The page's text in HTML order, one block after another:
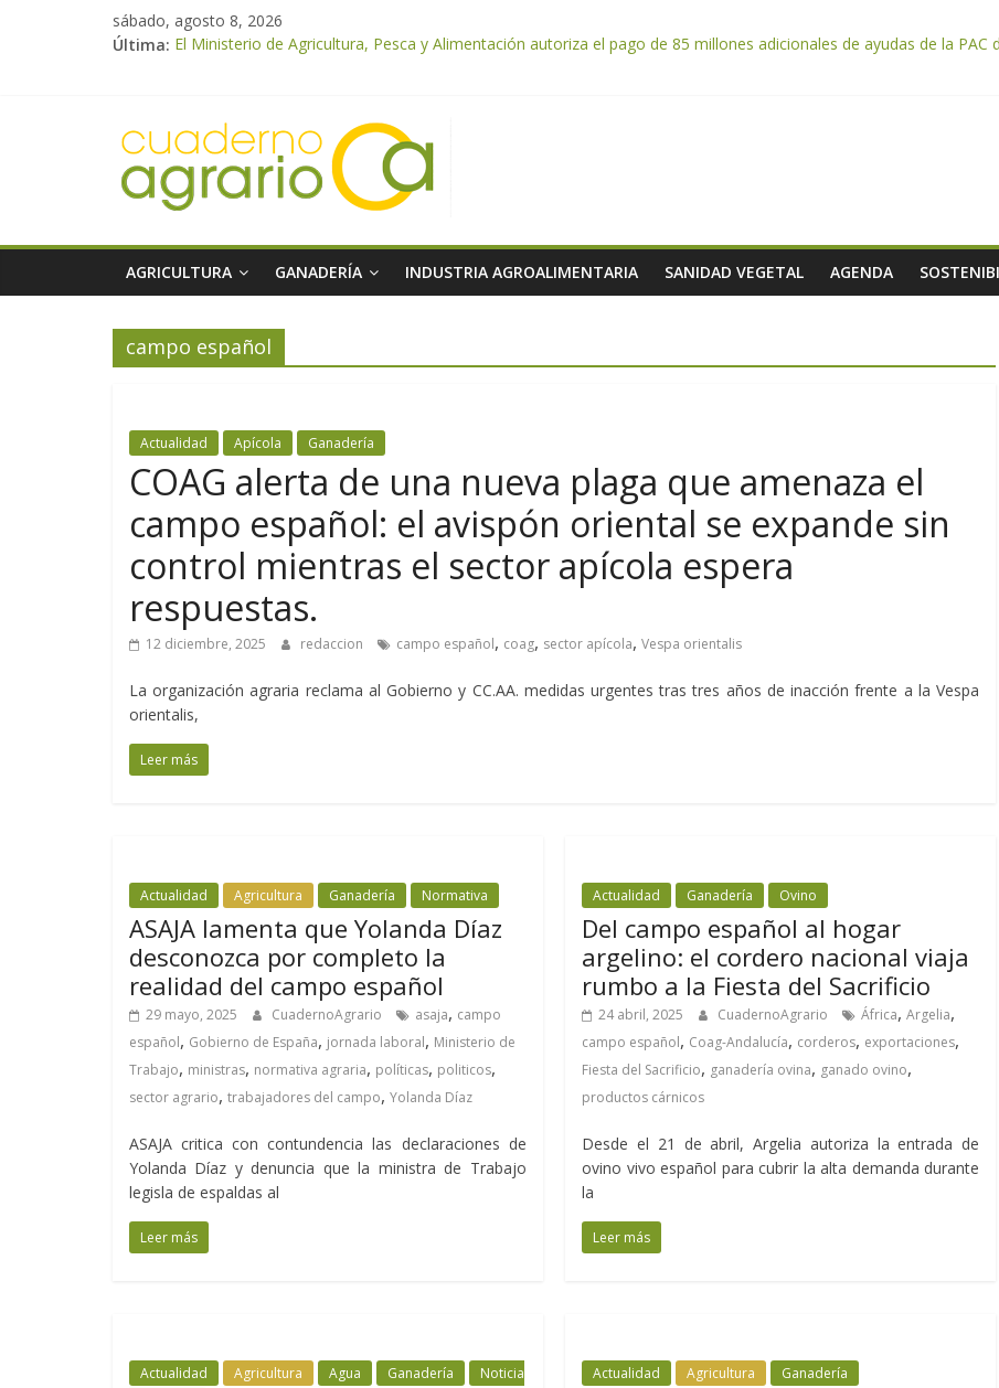
sábado, agosto 8, 2026
Última: El Ministerio de Agricultura, Pesca y Alimentación autoriza el pago de 85 millones adicionales de ayudas de la PAC
El Ministerio de Agricultura, Pesca y Alimentación impulsa un nuevo protocolo de certificación del ibérico para
ASAJA Almería: las primeras recolecciones de almendra confirman una cosecha desigual marcada por las
AGRICULTURA GANADERÍA INDUSTRIA AGROALIMENTARIA SANIDAD VEGETAL AGENDA
campo español
Actualidad Apícola Ganadería
COAG alerta de una nueva plaga que amenaza el
campo español: el avispón oriental se expande sin
control mientras el sector apícola espera
respuestas.
12 diciembre, 2025 redaccion campo español, coag, sector apícola, Vespa orientalis
La organización agraria reclama al Gobierno y CC.AA. medidas urgentes tras tres años de inacción frente a la Vespa
orientalis,
Leer más
Actualidad Agricultura Ganadería Normativa
ASAJA lamenta que Yolanda Díaz
desconozca por completo la
realidad del campo español
29 mayo, 2025 CuadernoAgrario asaja, campo
español, Gobierno de España, jornada laboral, Ministerio de
Trabajo, ministras, normativa agraria, políticas, politicos,
sector agrario, trabajadores del campo, Yolanda Díaz
ASAJA critica con contundencia las declaraciones de
Yolanda Díaz y denuncia que la ministra de Trabajo
legisla de espaldas al
Leer más
Actualidad Ganadería Ovino
Del campo español al hogar
argelino: el cordero nacional viaja
rumbo a la Fiesta del Sacrificio
24 abril, 2025 CuadernoAgrario África,Argelia,
campo español, Coag-Andalucía, corderos, exportaciones,
Fiesta del Sacrificio, ganadería ovina, ganado ovino,
productos cárnicos
Desde el 21 de abril, Argelia autoriza la entrada de
ovino vivo español para cubrir la alta demanda durante
la
Leer más
Actualidad Agricultura Agua Ganadería
Noticia
Actualidad Agricultura Ganadería